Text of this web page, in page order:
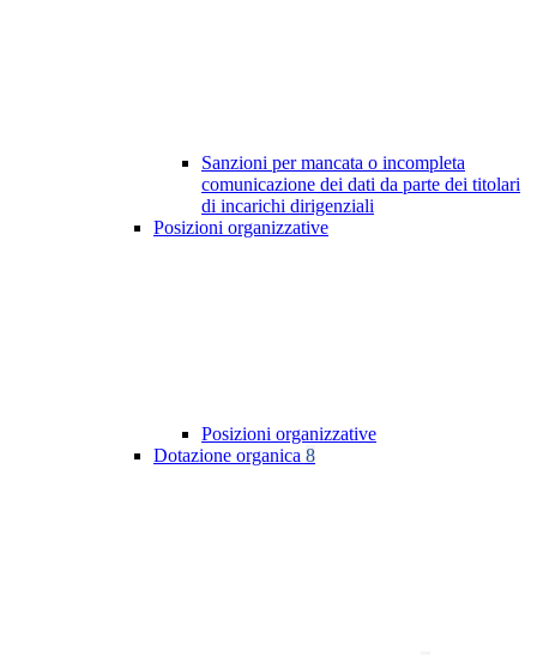
Sanzioni per mancata o incompleta
comunicazione dei dati da parte dei titolari
di incarichi dirigenziali
Posizioni organizzative
Posizioni organizzative
Dotazione organica 8